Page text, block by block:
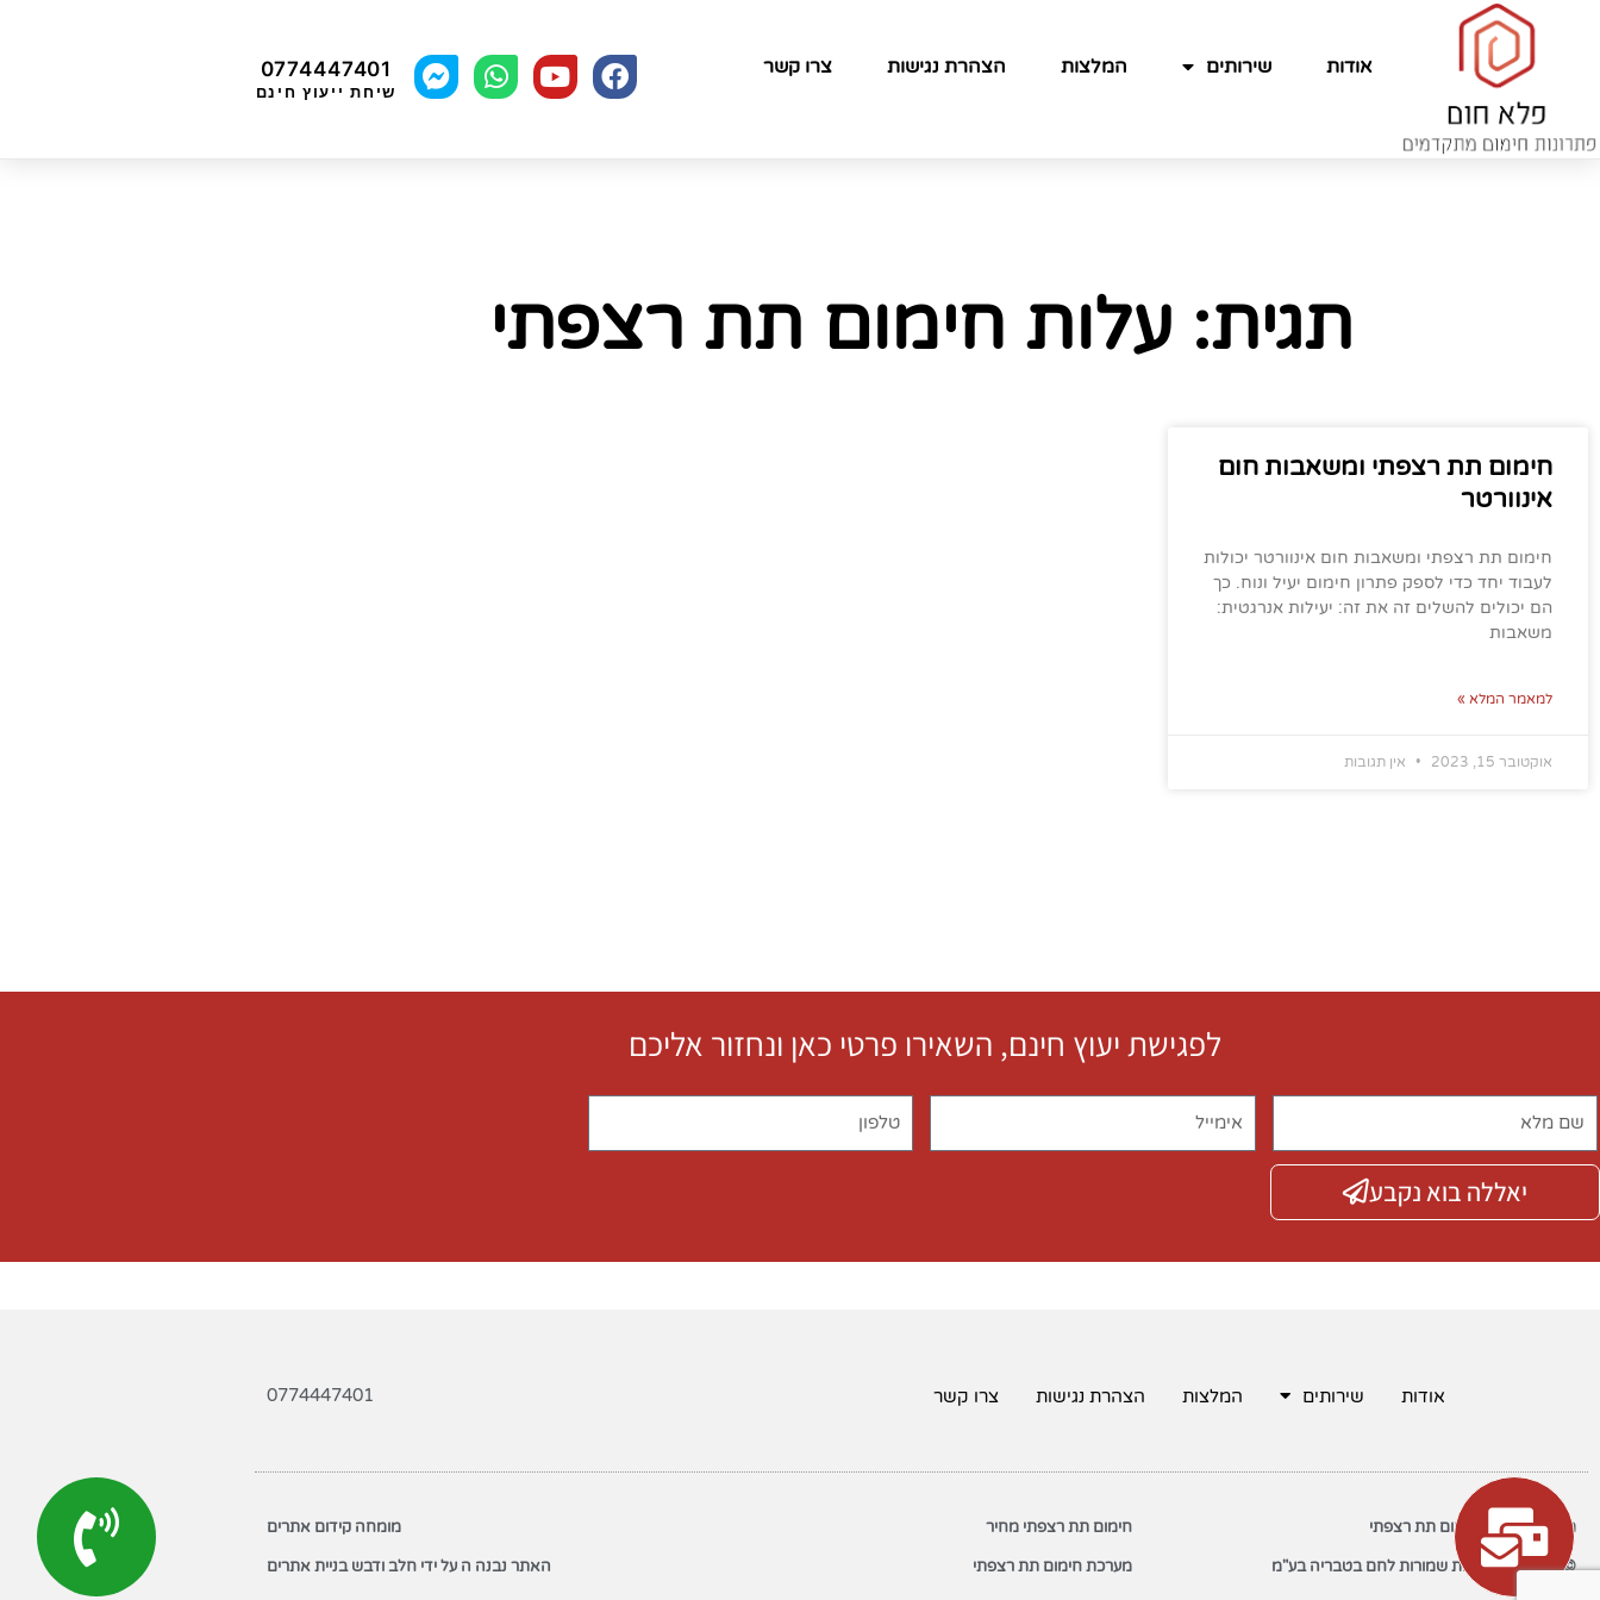
אודות שירותים המלצות הצהרת נגישות צרו קשר 0774447401
שיחת ייעוץ חינם
תגית: עלות חימום תת רצפתי
חימום תת רצפתי ומשאבות חום
אינוורטר
חימום תת רצפתי ומשאבות חום אינוורטר יכולות
לעבוד יחד כדי לספק פתרון חימום יעיל ונוח. כך
הם יכולים להשלים זה את זה: יעילות אנרגטית:
משאבות
למאמר המלא »
אוקטובר 15, 2023 אין תגובות
לפגישת יעוץ חינם, השאירו פרטי כאן ונחזור אליכם
יאללה בוא נקבע
אודות שירותים המלצות הצהרת נגישות צרו קשר 0774447401
משאבות חום לחימום תת רצפתי
© 2022 כל הזכויות שמורות לחם בטבריה בע"מ
חימום תת רצפתי מחיר
מערכת חימום תת רצפתי
מומחה קידום אתרים
האתר נבנה ה על ידי חלב ודבש בניית אתרים